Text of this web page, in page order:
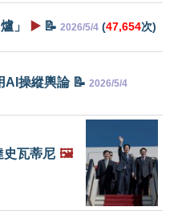
」 ▶️ 📝 2026/5/4 (47,654次)
AI操縱輿論 📝 2026/5/4
史瓦蒂尼 🖼️